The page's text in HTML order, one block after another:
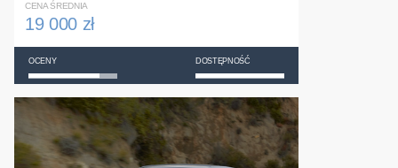
CENA ŚREDNIA
19 000 zł
OCENY DOSTĘPNOŚĆ